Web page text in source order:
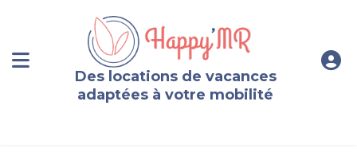
Des locations de vacances
adaptées à votre mobilité